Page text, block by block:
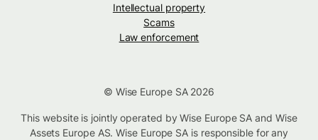
Intellectual property
Scams
Law enforcement
© Wise Europe SA 2026
This website is jointly operated by Wise Europe SA and Wise
Assets Europe AS. Wise Europe SA is responsible for any